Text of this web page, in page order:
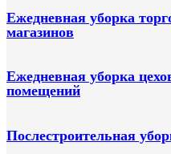
Ежедневная уборка
магазинов
Ежедневная уборка
помещений
Послестроительная